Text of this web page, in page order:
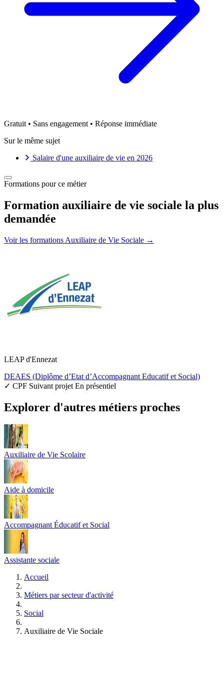
Gratuit • Sans engagement • Réponse immédiate
Sur le même sujet
Salaire d'une auxiliaire de vie en 2026
Formations pour ce métier
Formation auxiliaire de vie sociale la plus
demandée
Voir les formations Auxiliaire de Vie Sociale →
LEAP d'Ennezat
DEAES (Diplôme d’Etat d’Accompagnant Educatif et Social)
✓ CPF Suivant projet En présentiel
Explorer d'autres métiers proches
Auxiliaire de Vie Scolaire
Aide à domicile
Accompagnant Éducatif et Social
Assistante sociale
Accueil
Métiers par secteur d'activité
Social
Auxiliaire de Vie Sociale